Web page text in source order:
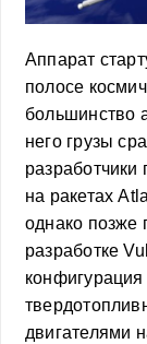
Аппарат
полосе
большинство
него грузы
разработчики
на ракетах
однако позже
разработке
двигателями